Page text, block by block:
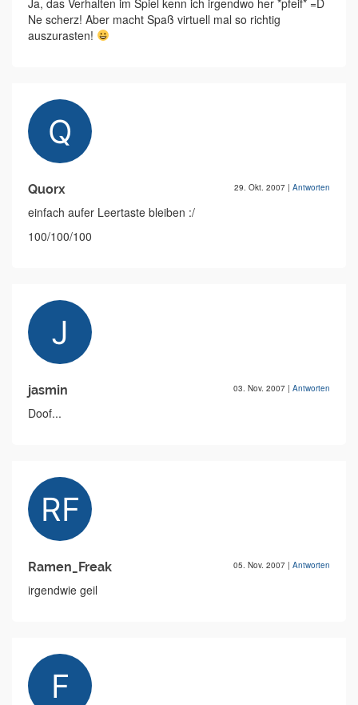
Ja, das Verhalten im Spiel kenn ich irgendwo her *pfeif* =D
Ne scherz! Aber macht Spaß virtuell mal so richtig
auszurasten!
Quorx 29. Okt. 2007 | Antworten
einfach aufer Leertaste bleiben :/
100/100/100
jasmin 03. Nov. 2007 | Antworten
Doof...
Ramen_Freak 05. Nov. 2007 | Antworten
irgendwie geil